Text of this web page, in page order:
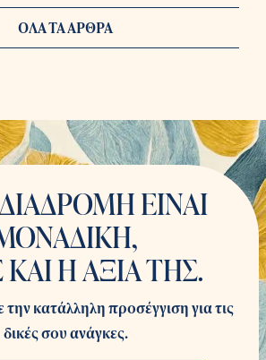
ΟΛΑ ΤΑ ΑΡΘΡΑ
ΕΙΝΑΙ
Η ΑΞΙΑ ΤΗΣ.
κατάλληλη προσέγγιση για τις
δικές σου ανάγκες.